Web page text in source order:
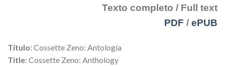
Texto completo / Full text
PDF / ePUB
Título: Cossette Zeno: Antología
Title: Cossette Zeno: Anthology